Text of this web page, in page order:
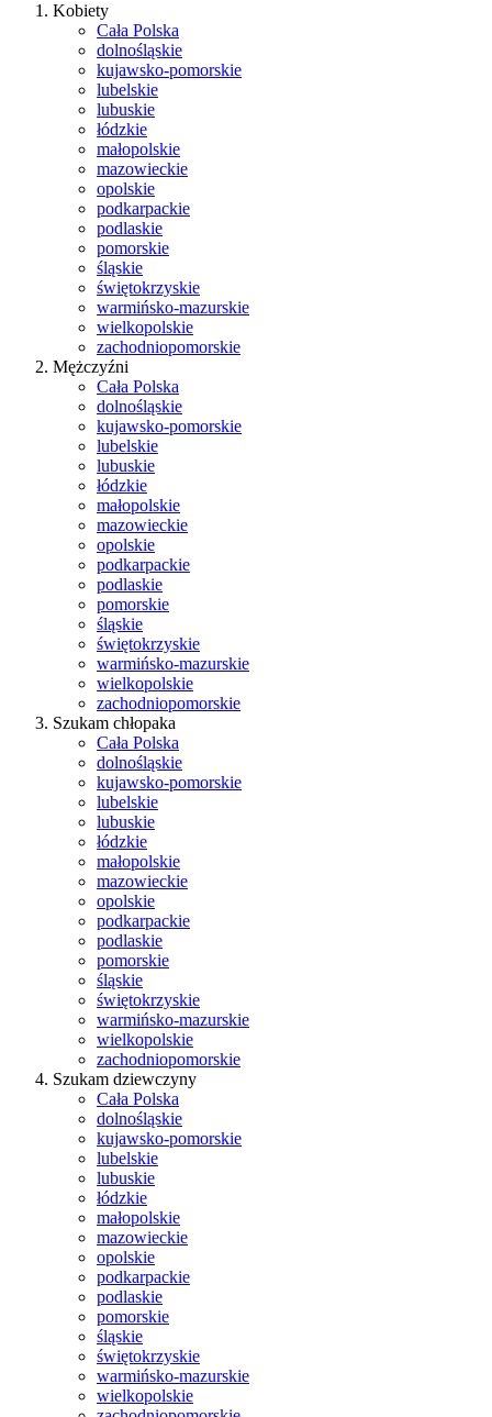
Kobiety
Cała Polska
dolnośląskie
kujawsko-pomorskie
lubelskie
lubuskie
łódzkie
małopolskie
mazowieckie
opolskie
podkarpackie
podlaskie
pomorskie
śląskie
świętokrzyskie
warmińsko-mazurskie
wielkopolskie
zachodniopomorskie
Mężczyźni
Cała Polska
dolnośląskie
kujawsko-pomorskie
lubelskie
lubuskie
łódzkie
małopolskie
mazowieckie
opolskie
podkarpackie
podlaskie
pomorskie
śląskie
świętokrzyskie
warmińsko-mazurskie
wielkopolskie
zachodniopomorskie
Szukam chłopaka
Cała Polska
dolnośląskie
kujawsko-pomorskie
lubelskie
lubuskie
łódzkie
małopolskie
mazowieckie
opolskie
podkarpackie
podlaskie
pomorskie
śląskie
świętokrzyskie
warmińsko-mazurskie
wielkopolskie
zachodniopomorskie
Szukam dziewczyny
Cała Polska
dolnośląskie
kujawsko-pomorskie
lubelskie
lubuskie
łódzkie
małopolskie
mazowieckie
opolskie
podkarpackie
podlaskie
pomorskie
śląskie
świętokrzyskie
warmińsko-mazurskie
wielkopolskie